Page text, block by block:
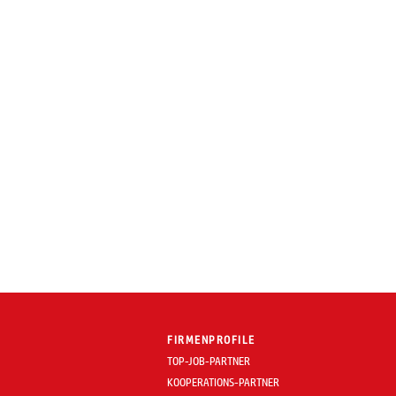
FIRMENPROFILE
TOP-JOB-PARTNER
KOOPERATIONS-PARTNER